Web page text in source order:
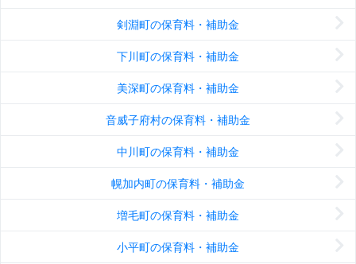
剣淵町の保育料・補助金
下川町の保育料・補助金
美深町の保育料・補助金
音威子府村の保育料・補助金
中川町の保育料・補助金
幌加内町の保育料・補助金
増毛町の保育料・補助金
小平町の保育料・補助金